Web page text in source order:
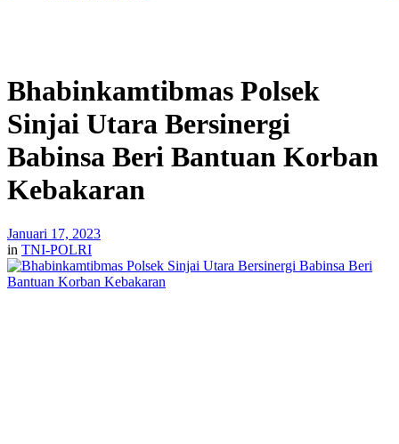
Bhabinkamtibmas Polsek
Sinjai Utara Bersinergi
Babinsa Beri Bantuan Korban
Kebakaran
Januari 17, 2023
in TNI-POLRI